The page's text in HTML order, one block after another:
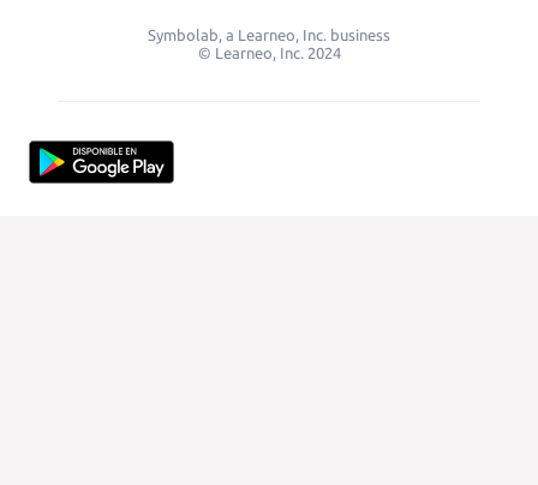
Symbolab, a Learneo, Inc. business
© Learneo, Inc. 2024